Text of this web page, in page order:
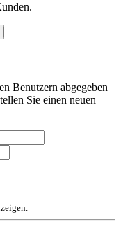
Benutzern abgegeben
Sie einen neuen